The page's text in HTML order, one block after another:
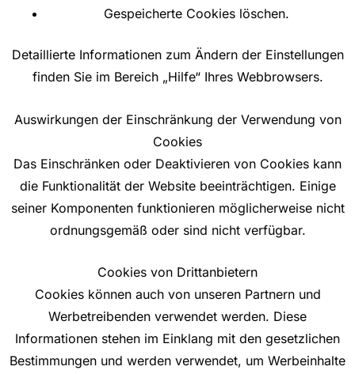
Gespeicherte Cookies löschen.
Detaillierte Informationen zum Ändern der Einstellungen
finden Sie im Bereich „Hilfe“ Ihres Webbrowsers.
Auswirkungen der Einschränkung der Verwendung von
Cookies
Das Einschränken oder Deaktivieren von Cookies kann
die Funktionalität der Website beeinträchtigen. Einige
seiner Komponenten funktionieren möglicherweise nicht
ordnungsgemäß oder sind nicht verfügbar.
Cookies von Drittanbietern
Cookies können auch von unseren Partnern und
Werbetreibenden verwendet werden. Diese
Informationen stehen im Einklang mit den gesetzlichen
Bestimmungen und werden verwendet, um Werbeinhalte